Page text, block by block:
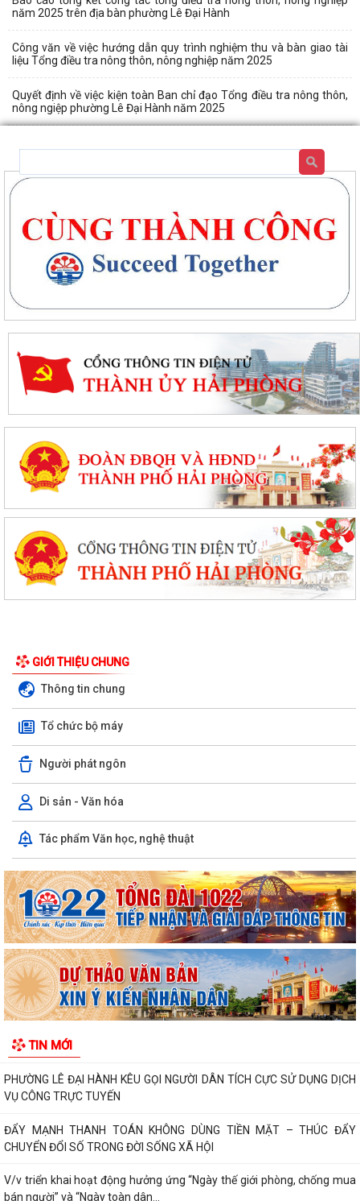
năm 2025 trên địa bàn phường Lê Đại Hành
Công văn về việc hướng dẫn quy trình nghiệm thu và bàn giao tài
liệu Tổng điều tra nông thôn, nông nghiệp năm 2025
Quyết định về việc kiện toàn Ban chỉ đạo Tổng điều tra nông thôn,
nông ngiệp phường Lê Đại Hành năm 2025
GIỚI THIỆU CHUNG
Thông tin chung
Tổ chức bộ máy
Người phát ngôn
Di sản - Văn hóa
Tác phẩm Văn học, nghệ thuật
TIN MỚI
LIỆT SĨ
INFOGRAPHIC TUYÊN TRUYỀN TỘI PHẠM MUA BÁN NGƯỜI HIỂU ĐÚNG
ĐỂ PHÒNG TRÁNH
Luật HGƠCS (sửa đổi): Tập trung vào 05 chính sách, đáp ứng yêu cầu
phát triển trong bối cảnh mới
Văn bản hợp nhất số 72/2026/VBHN-NĐ-BNNMT ngày 20 tháng 7
năm 2026 về Nghị định xử phạt vi phạm...
khẩu) và xe Rebel 500 & CL500 (xe...
PHƯỜNG LÊ ĐẠI HÀNH KÊU GỌI NGƯỜI DÂN TÍCH CỰC SỬ DỤNG DỊCH
VỤ CÔNG TRỰC TUYẾN
ĐẨY MẠNH THANH TOÁN KHÔNG DÙNG TIỀN MẶT – THÚC ĐẨY
CHUYỂN ĐỔI SỐ TRONG ĐỜI SỐNG XÃ HỘI
V/v triển khai hoạt động hưởng ứng “Ngày thế giới phòng, chống mua
bán người” và “Ngày toàn dân...